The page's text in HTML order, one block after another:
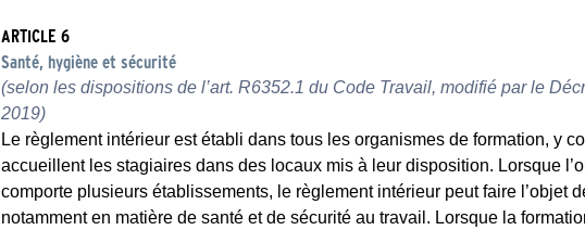
ARTICLE 6
Santé, hygiène et sécurité
(selon les dispositions de l’art. R6352.1 du Code Travail, modifié par le
2019)
Le règlement intérieur est établi dans tous les organismes de formation, y
accueillent les stagiaires dans des locaux mis à leur disposition. Lorsque
comporte plusieurs établissements, le règlement intérieur peut faire l’objet
notamment en matière de santé et de sécurité au travail. Lorsque la